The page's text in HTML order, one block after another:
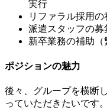
実行
リファラル採用の
派遣スタッフの募
新卒業務の補助（
ポジションの魅力
後々、グループを横断
っていただきたいです